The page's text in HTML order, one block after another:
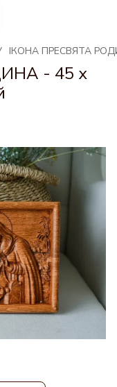
ІКОНА ПРЕСВЯТА
- 45 х